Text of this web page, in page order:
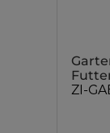
ZI-